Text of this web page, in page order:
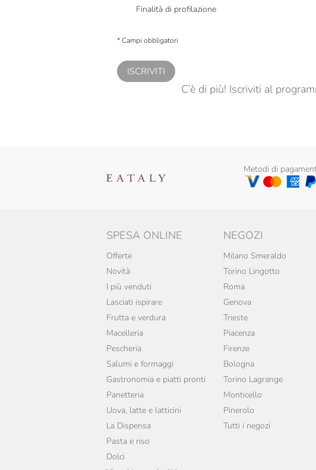
Finalità di profilazione
* Campi obbligatori
ISCRIVITI
C’è di più! Iscriviti al
Metodi di
SPESA ONLINE
Offerte
Novità
I più venduti
Lasciati ispirare
Frutta e verdura
Macelleria
Pescheria
Salumi e formaggi
Gastronomia e piatti pronti
Panetteria
Uova, latte e latticini
La Dispensa
Pasta e riso
Dolci
NEGOZI
Milano Smeraldo
Torino Lingotto
Roma
Genova
Trieste
Piacenza
Firenze
Bologna
Torino Lagrange
Monticello
Pinerolo
Tutti i negozi